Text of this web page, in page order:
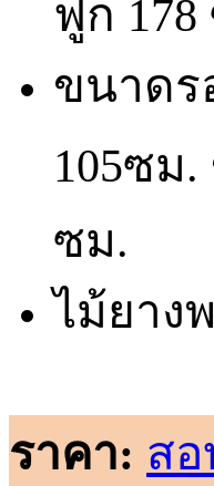
ฟูก 178
ขนาดร
105ซม
ซม.
ไม้ยาง
ราคา: ส